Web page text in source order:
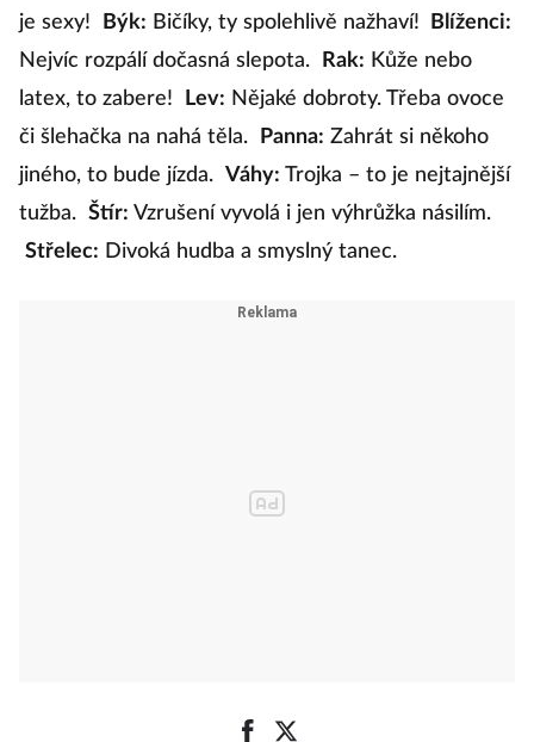
je sexy!
Býk: Bičíky, ty spolehlivě nažhaví!
Blíženci:
Nejvíc rozpálí dočasná slepota.
Rak: Kůže nebo
latex, to zabere!
Lev: Nějaké dobroty. Třeba ovoce
či šlehačka na nahá těla.
Panna: Zahrát si někoho
jiného, to bude jízda. Váhy: Trojka – to je nejtajnější
tužba. Štír: Vzrušení vyvolá i jen výhrůžka násilím.
Střelec: Divoká hudba a smyslný tanec.